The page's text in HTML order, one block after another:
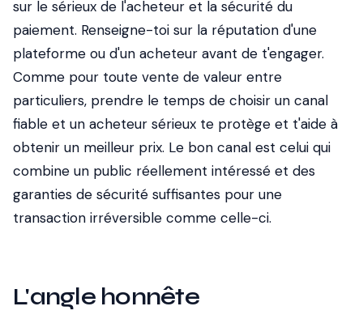
sur le sérieux de l'acheteur et la sécurité du
paiement. Renseigne-toi sur la réputation d'une
plateforme ou d'un acheteur avant de t'engager.
Comme pour toute vente de valeur entre
particuliers, prendre le temps de choisir un canal
fiable et un acheteur sérieux te protège et t'aide à
obtenir un meilleur prix. Le bon canal est celui qui
combine un public réellement intéressé et des
garanties de sécurité suffisantes pour une
transaction irréversible comme celle-ci.
L'angle honnête